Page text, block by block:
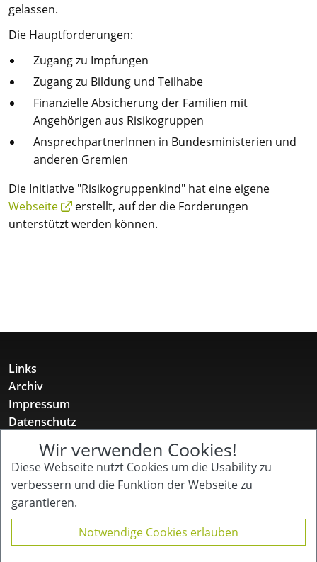
gelassen.
Die Hauptforderungen:
Zugang zu Impfungen
Zugang zu Bildung und Teilhabe
Finanzielle Absicherung der Familien mit
Angehörigen aus Risikogruppen
AnsprechpartnerInnen in Bundesministerien und
anderen Gremien
Die Initiative "Risikogruppenkind" hat eine eigene
Webseite
erstellt, auf der die Forderungen
unterstützt werden können.
Links
Archiv
Impressum
Datenschutz
Gotenstr. 12
10829 Berlin
+49 157 52 11 12 31
buero@kinderpflegenetzwerk.de
Kinder Pflege Netzwerk
für Familien mit chronisch kranken, behinderten
Wir verwenden Cookies!
Diese Webseite nutzt Cookies um die Usability zu
verbessern und die Funktion der Webseite zu
garantieren.
Notwendige Cookies erlauben